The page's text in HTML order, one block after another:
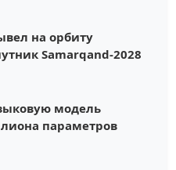
на орбиту
Samarqand-2028
модель
параметров